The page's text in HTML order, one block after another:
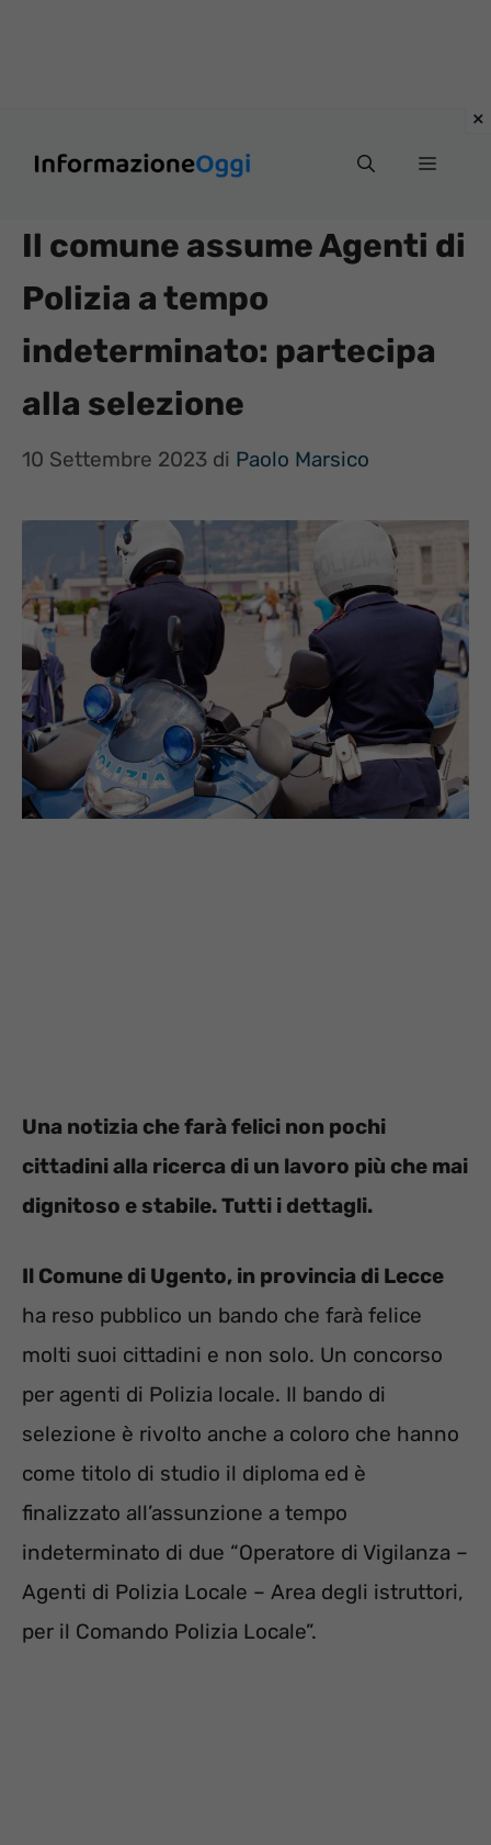
Menu
Il comune assume Agenti di
Polizia a tempo
indeterminato: partecipa
alla selezione
10 Settembre 2023 di Paolo Marsico
Una notizia che farà felici non pochi
cittadini alla ricerca di un lavoro più che mai
dignitoso e stabile. Tutti i dettagli.
Il Comune di Ugento, in provincia di Lecce
ha reso pubblico un bando che farà felice
molti suoi cittadini e non solo. Un concorso
per agenti di Polizia locale. Il bando di
selezione è rivolto anche a coloro che hanno
come titolo di studio il diploma ed è
finalizzato all’assunzione a tempo
indeterminato di due “Operatore di Vigilanza –
Agenti di Polizia Locale – Area degli istruttori,
per il Comando Polizia Locale”.